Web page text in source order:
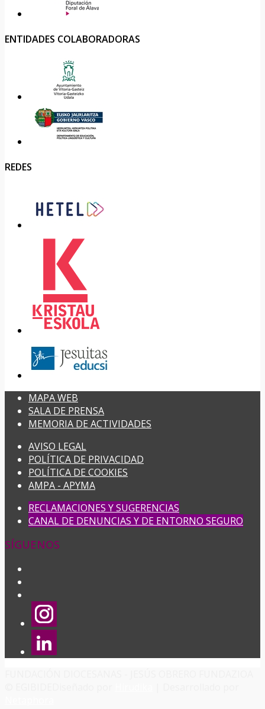
ENTIDADES COLABORADORAS
REDES
MAPA WEB
SALA DE PRENSA
MEMORIA DE ACTIVIDADES
AVISO LEGAL
POLÍTICA DE PRIVACIDAD
POLÍTICA DE COOKIES
AMPA - APYMA
RECLAMACIONES Y SUGERENCIAS
CANAL DE DENUNCIAS Y DE ENTORNO SEGURO
SÍGUENOS